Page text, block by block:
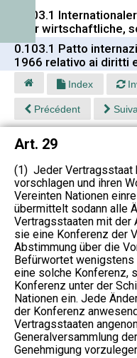
0.103.1
über wirtschaftliche,
0.103.1 Patto
1966 relativo ai diritti
Index
Précédent
Art. 29
(1) Jeder Vertragsstaat
vorschlagen und ihren
Vereinten Nationen
übermittelt sodann alle
Vertragsstaaten mit der
sie eine Konferenz der
Abstimmung über die
Befürwortet
eine solche Konferenz,
Konferenz unter der
Nationen ein. Jede
der Konferenz
Vertragsstaaten
Generalversammlung
Genehmigung